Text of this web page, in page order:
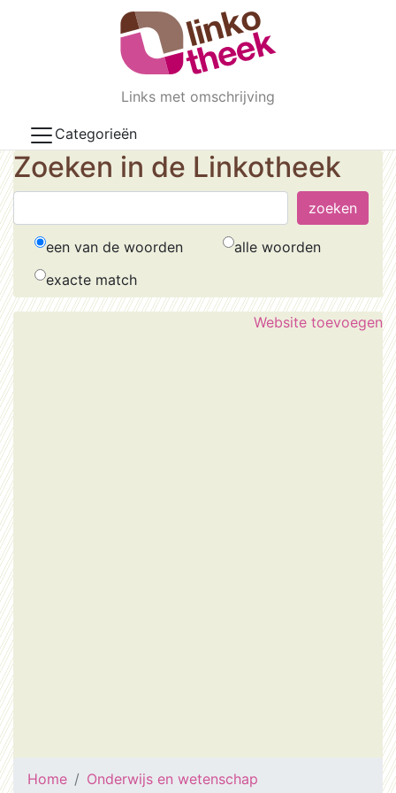
Skip to main content
Links met omschrijving
Categorieën
Zoeken in de Linkotheek
een van de woorden
alle woorden
exacte match
Website toevoegen
Home
Onderwijs en wetenschap